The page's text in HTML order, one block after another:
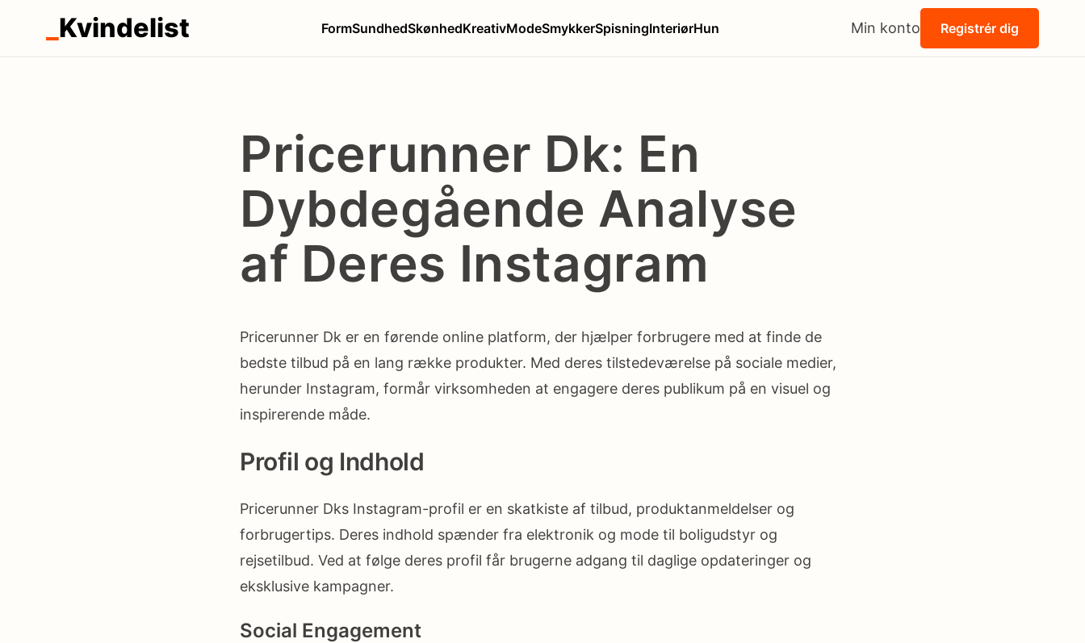
Kvindelist FormSundhedSkønhedKreativModeSmykkerSpisningInteriørHun Min konto Registrér dig
Pricerunner Dk: En
Dybdegående Analyse
af Deres Instagram
Pricerunner Dk er en førende online platform, der hjælper forbrugere med at finde de
bedste tilbud på en lang række produkter. Med deres tilstedeværelse på sociale medier,
herunder Instagram, formår virksomheden at engagere deres publikum på en visuel og
inspirerende måde.
Profil og Indhold
Pricerunner Dks Instagram-profil er en skatkiste af tilbud, produktanmeldelser og
forbrugertips. Deres indhold spænder fra elektronik og mode til boligudstyr og
rejsetilbud. Ved at følge deres profil får brugerne adgang til daglige opdateringer og
eksklusive kampagner.
Social Engagement